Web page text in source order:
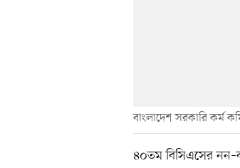
বাংলাদেশ সরকারি কর্ম
৪০তম বিসিএসের